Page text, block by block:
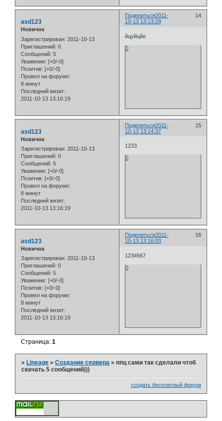
Поделиться 14
2011-
10-13 13:13:29
asd123
Новичок
Зарегистрирован: 2011-10-13
Приглашений: 0
Сообщений: 5
Уважение: [+0/-0]
Позитив: [+0/-0]
Провел на форуме:
8 минут
Последний визит:
2011-10-13 13:16:19
йцуйцйе
0
Поделиться 15
2011-
10-13 13:14:37
asd123
Новичок
Зарегистрирован: 2011-10-13
Приглашений: 0
Сообщений: 5
Уважение: [+0/-0]
Позитив: [+0/-0]
Провел на форуме:
8 минут
Последний визит:
2011-10-13 13:16:19
1233
0
Поделиться 16
2011-
10-13 13:16:03
asd123
Новичок
Зарегистрирован: 2011-10-13
Приглашений: 0
Сообщений: 5
Уважение: [+0/-0]
Позитив: [+0/-0]
Провел на форуме:
8 минут
Последний визит:
2011-10-13 13:16:19
1234567
0
Страница:1
» Lineage »Создание сервера »ппц сами так сделали чтоб
скачать 5 сообщений)))
создать бесплатный форум